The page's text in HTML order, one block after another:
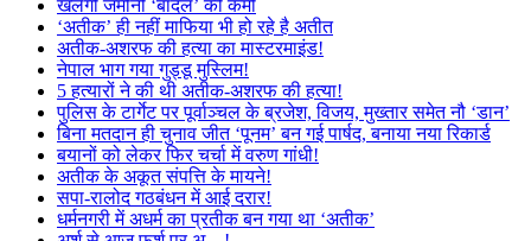
खलेगी जमीनी ‘बादल’ की कमी
‘अतीक’ ही नहीं माफिया भी हो रहे है अतीत
अतीक-अशरफ की हत्या का मास्टरमाइंड!
नेपाल भाग गया गुड्डू मुस्लिम!
5 हत्यारों ने की थी अतीक-अशरफ की हत्या!
पुलिस के टार्गेट पर पूर्वाञ्चल के ब्रजेश, विजय, मुख्तार समेत नौ ‘डान’
बिना मतदान ही चुनाव जीत ‘पूनम’ बन गई पार्षद, बनाया नया रिकार्ड
बयानों को लेकर फिर चर्चा में वरुण गांधी!
अतीक के अकूत संपत्ति के मायने!
सपा-रालोद गठबंधन में आई दरार!
धर्मनगरी में अधर्म का प्रतीक बन गया था ‘अतीक’